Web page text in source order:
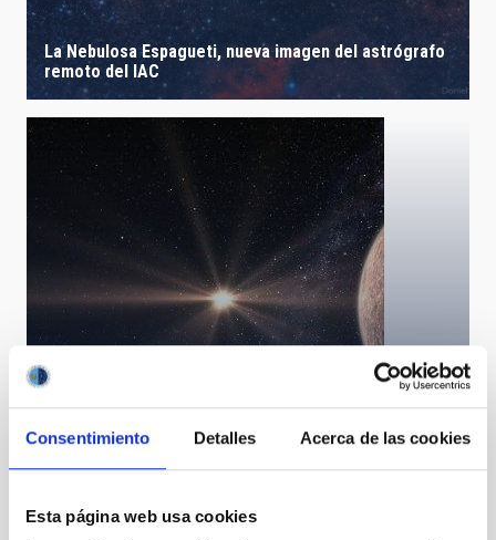
Consentimiento Detalles Acerca de las cookies
Esta página web usa cookies
La Nebulosa Espagueti, nueva imagen del astrógrafo
remoto del IAC
Descubierta una súper-Tierra cercana en la zona de